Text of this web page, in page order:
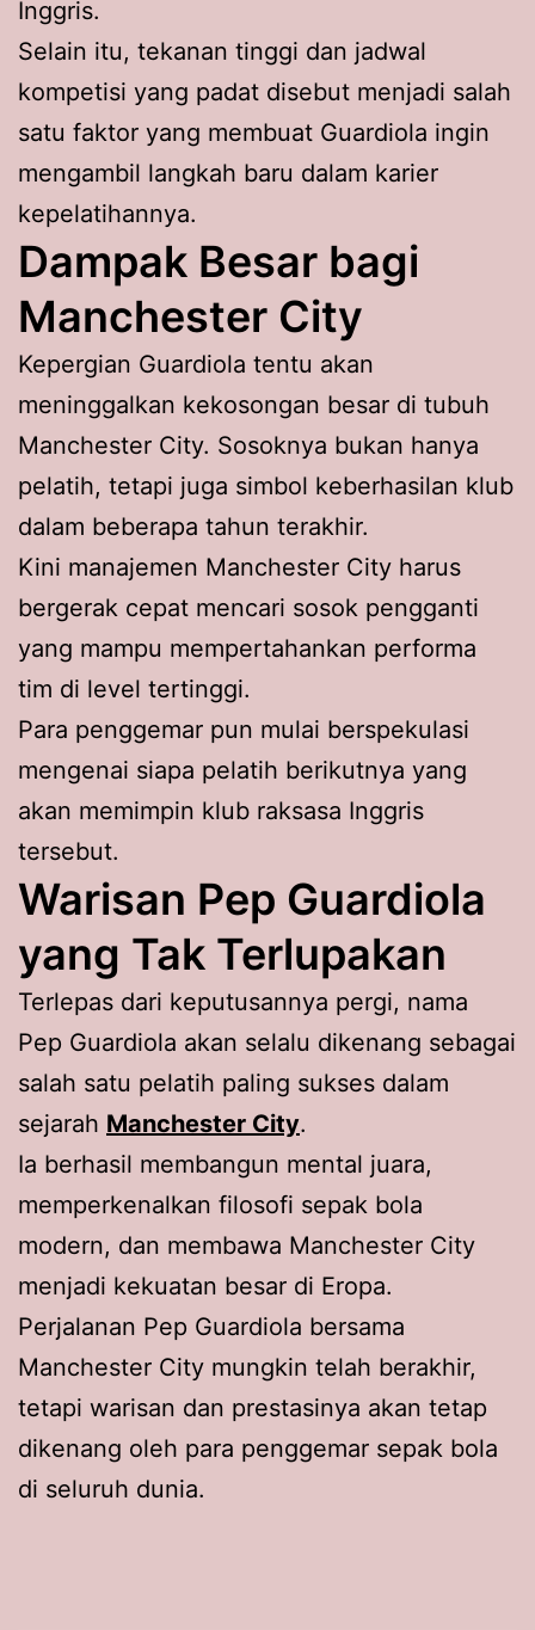
Inggris.
Selain itu, tekanan tinggi dan jadwal
kompetisi yang padat disebut menjadi salah
satu faktor yang membuat Guardiola ingin
mengambil langkah baru dalam karier
kepelatihannya.
Dampak Besar bagi
Manchester City
Kepergian Guardiola tentu akan
meninggalkan kekosongan besar di tubuh
Manchester City. Sosoknya bukan hanya
pelatih, tetapi juga simbol keberhasilan klub
dalam beberapa tahun terakhir.
Kini manajemen Manchester City harus
bergerak cepat mencari sosok pengganti
yang mampu mempertahankan performa
tim di level tertinggi.
Para penggemar pun mulai berspekulasi
mengenai siapa pelatih berikutnya yang
akan memimpin klub raksasa Inggris
tersebut.
Warisan Pep Guardiola
yang Tak Terlupakan
Terlepas dari keputusannya pergi, nama
Pep Guardiola akan selalu dikenang sebagai
salah satu pelatih paling sukses dalam
sejarah Manchester City.
Ia berhasil membangun mental juara,
memperkenalkan filosofi sepak bola
modern, dan membawa Manchester City
menjadi kekuatan besar di Eropa.
Perjalanan Pep Guardiola bersama
Manchester City mungkin telah berakhir,
tetapi warisan dan prestasinya akan tetap
dikenang oleh para penggemar sepak bola
di seluruh dunia.